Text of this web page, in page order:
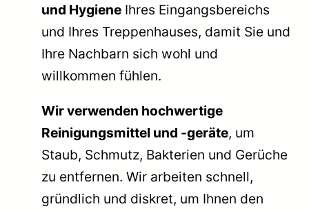
und Hygiene Ihres Eingangsbereichs
und Ihres Treppenhauses, damit Sie und
Ihre Nachbarn sich wohl und
willkommen fühlen.
Wir verwenden hochwertige
Reinigungsmittel und -geräte, um
Staub, Schmutz, Bakterien und Gerüche
zu entfernen. Wir arbeiten schnell,
gründlich und diskret, um Ihnen den